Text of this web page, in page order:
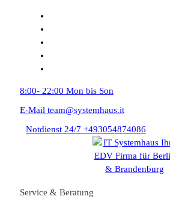
8:00- 22:00 Mon bis Son
E-Mail team@systemhaus.it
Notdienst 24/7 +493054874086
Service & Beratung